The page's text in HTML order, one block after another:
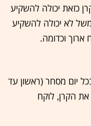
כזאת יכולה להשקיע
לא יכולה להשקיע
ארוך וכדומה.
יום מסחר (ראשון עד
הקרן, לוקח